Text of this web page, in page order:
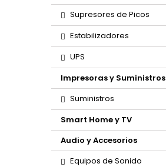
Supresores de Picos
Estabilizadores
UPS
Impresoras y Suministros
Suministros
Smart Home y TV
Audio y Accesorios
Equipos de Sonido